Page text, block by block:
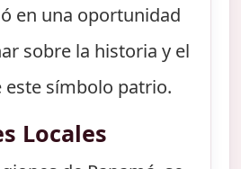
en una oportunidad
sobre la historia y el
este símbolo patrio.
Locales